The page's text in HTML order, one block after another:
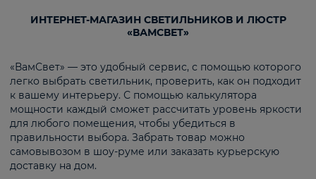
ИНТЕРНЕТ-МАГАЗИН СВЕТИЛЬНИКОВ И ЛЮСТР
«ВАМСВЕТ»
«ВамСвет» — это удобный сервис, с помощью которого
легко выбрать светильник, проверить, как он подходит
к вашему интерьеру. С помощью калькулятора
мощности каждый сможет рассчитать уровень яркости
для любого помещения, чтобы убедиться в
правильности выбора. Забрать товар можно
самовывозом в шоу-руме или заказать курьерскую
доставку на дом.